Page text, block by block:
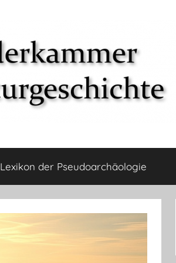
Lexikon der Pseudoarchäologie